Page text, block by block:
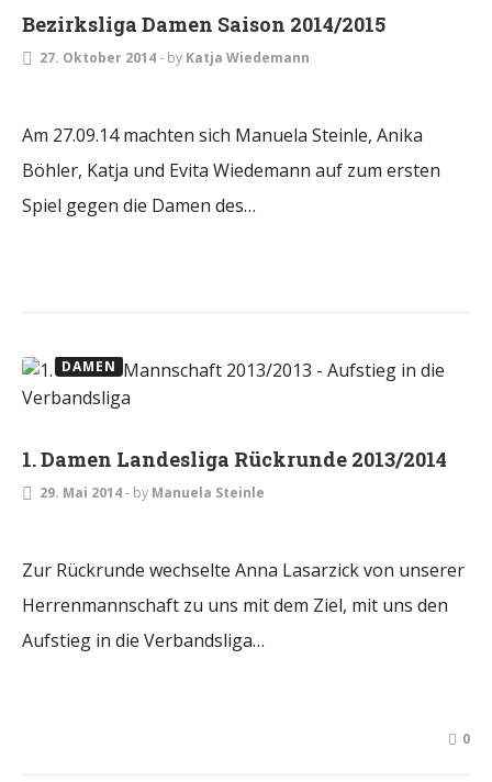
Bezirksliga Damen Saison 2014/2015
27. Oktober 2014- by Katja Wiedemann
Am 27.09.14 machten sich Manuela Steinle, Anika
Böhler, Katja und Evita Wiedemann auf zum ersten
Spiel gegen die Damen des…
DAMEN
1. Damen Landesliga Rückrunde 2013/2014
29. Mai 2014- by Manuela Steinle
Zur Rückrunde wechselte Anna Lasarzick von unserer
Herrenmannschaft zu uns mit dem Ziel, mit uns den
Aufstieg in die Verbandsliga…
0